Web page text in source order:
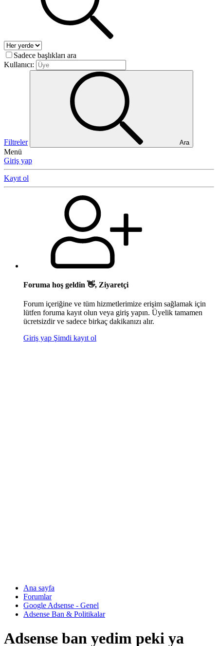
Sadece başlıkları ara
Kullanıcı:
Filtreler Ara
Menü
Giriş yap
Kayıt ol
Foruma hoş geldin 👋, Ziyaretçi
Forum içeriğine ve tüm hizmetlerimize erişim sağlamak için
lütfen foruma kayıt olun veya giriş yapın. Üyelik tamamen
ücretsizdir ve sadece birkaç dakikanızı alır.
Giriş yap Şimdi kayıt ol
Ana sayfa
Forumlar
Google Adsense - Genel
Adsense Ban & Politikalar
Adsense ban yedim peki ya